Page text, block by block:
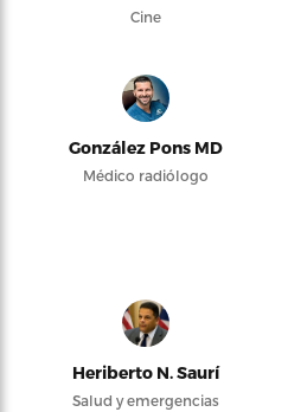
Cine
González Pons MD
Médico radiólogo
Heriberto N. Saurí
Salud y emergencias